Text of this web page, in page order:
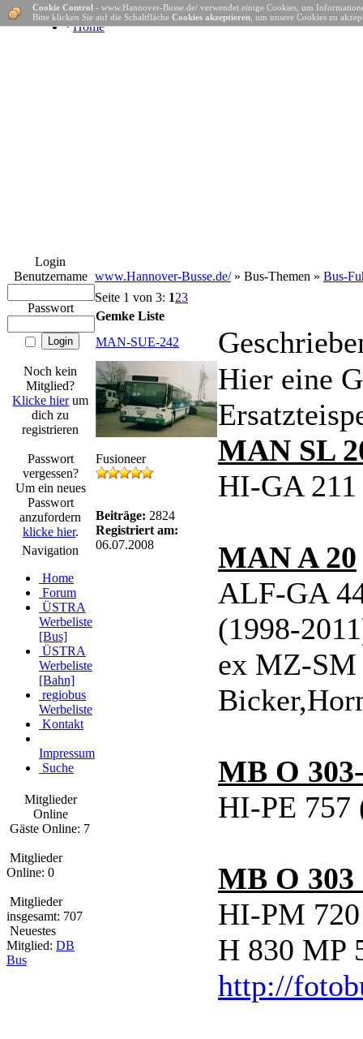
· Home
Login
Benutzername
Passwort
Noch kein
Mitglied?
Klicke hierum
dich zu
registrieren
Passwort
vergessen?
Um ein neues
Passwort
anzufordern
klicke hier.
Navigation
Home
Forum
ÜSTRA
Werbeliste
[Bus]
ÜSTRA
Werbeliste
[Bahn]
regiobus
Werbeliste
Kontakt
Impressum
Suche
Mitglieder
Online
Gäste Online: 7
Mitglieder
Online: 0
Mitglieder
insgesamt: 707
Neuestes
Mitglied: DB
Bus
Cookie Control - www.Hannover-Busse.de/ verwendet einige Cookies, um
Bitte klicken Sie auf die Schaltfläche Cookies akzeptieren , um unsere Cookies zu
www.Hannover-Busse.de/» Bus-Themen » Bus-
Seite 1 von 3: 123
Gemke Liste
MAN-SUE-242
Fusioneer
Beiträge: 2824
Registriert am:
06.07.2008
Hier eine
MAN SL
HI-GA 211
MAN A 20
ALF-GA
(1998-
ex MZ-SM
MB O
HI-PE 757
MB O 303
HI-PM
H 830 MP
http://